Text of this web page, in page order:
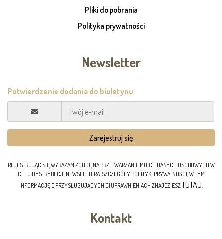
Pliki do pobrania
Polityka prywatności
Newsletter
REJESTRUJĄC SIĘ WYRAŻAM ZGODĘ NA PRZETWARZANIE MOICH DANYCH OSOBOWYCH W
CELU DYSTRYBUCJI NEWSLETTERA. SZCZEGÓŁY POLITYKI PRYWATNOŚCI, W TYM
INFORMACJĘ O PRZYSŁUGUJĄCYCH CI UPRAWNIENIACH ZNAJDZIESZTUTAJ.
Kontakt